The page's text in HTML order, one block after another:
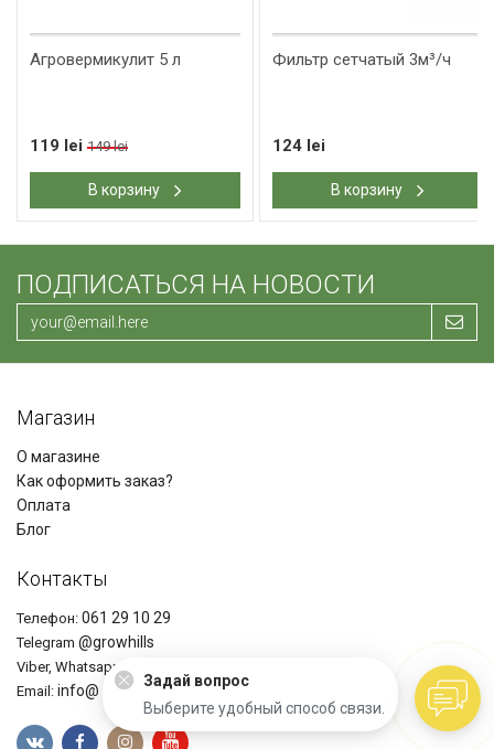
Агровермикулит 5 л
119 lei 149 lei
В корзину
Фильтр сетчатый 3м³/ч
124 lei
В корзину
ПОДПИСАТЬСЯ НА НОВОСТИ
Магазин
О магазине
Как оформить заказ?
Оплата
Блог
Контакты
Телефон: 061 29 10 29
Telegram @growhills
Viber, Whatsapp
Email: info@ growhills.com
Задай вопрос
Выберите удобный способ связи.